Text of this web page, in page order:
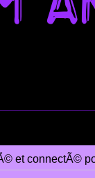
et connectÃ©